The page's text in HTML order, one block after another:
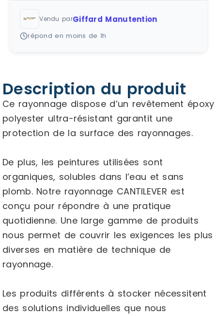
Vendu parGiffard Manutention
répond en moins de 1h
Description du produit
Ce rayonnage dispose d’un revêtement époxy
polyester ultra-résistant garantit une
protection de la surface des rayonnages.
De plus, les peintures utilisées sont
organiques, solubles dans l’eau et sans
plomb. Notre rayonnage CANTILEVER est
conçu pour répondre à une pratique
quotidienne. Une large gamme de produits
nous permet de couvrir les exigences les plus
diverses en matière de technique de
rayonnage.
Les produits différents à stocker nécessitent
des solutions individuelles que nous